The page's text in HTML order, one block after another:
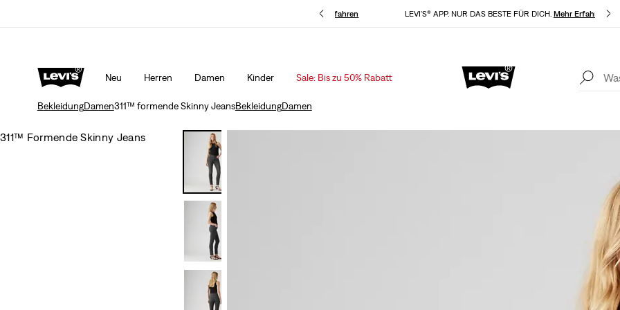
Mehr Erfahren LEVI'S® APP. NUR DAS BESTE FÜR DICH. Mehr Erfahren
Neu Herren Damen Kinder Sale: Bis zu 50% Rabatt
Aktualisierte Versand- und Rückgabebedingungen Mehr Erfahren
BekleidungDamen311™ formende Skinny JeansBekleidungDamen
311™ Formende Skinny Jeans